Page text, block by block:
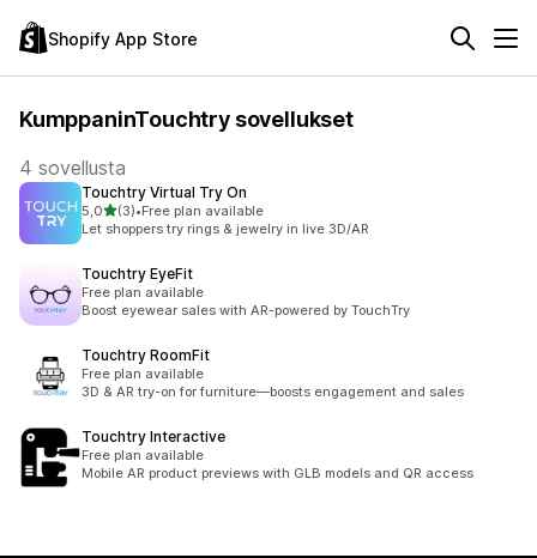
Shopify App Store
KumppaninTouchtry sovellukset
4 sovellusta
Touchtry Virtual Try On
5,0/ 5 tähteä
(3)
3 arvostelua yhteensä
•Free plan available
Let shoppers try rings & jewelry in live 3D/AR
Touchtry EyeFit
Free plan available
Boost eyewear sales with AR-powered by TouchTry
Touchtry RoomFit
Free plan available
3D & AR try-on for furniture—boosts engagement and sales
Touchtry Interactive
Free plan available
Mobile AR product previews with GLB models and QR access